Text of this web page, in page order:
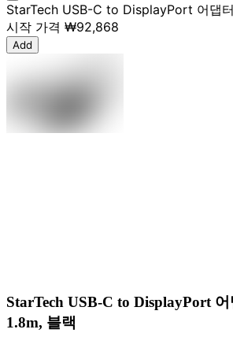
StarTech USB-C to DisplayPort 어댑
시작 가격 ₩92,868
Add
StarTech USB-C to DisplayPort
1.8m, 블랙